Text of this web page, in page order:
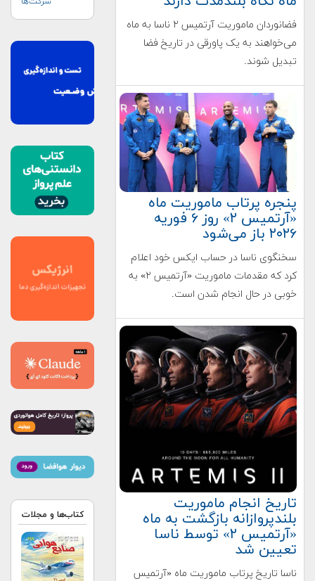
فضانوردان ماموریت آرتمیس ۲ ناسا به ماه
می‌خواهند به یک پاورقی در تاریخ فضا
تبدیل شوند.
پنجره پرتاب ماموریت ماه
«آرتمیس ۲» روز ۶ فوریه
۲۰۲۶ باز می‌شود
سخنگوی ناسا در حساب ایکس خود اعلام
کرد که مقدمات ماموریت «آرتمیس ۲» به
خوبی در حال انجام شدن است.
تاریخ انجام ماموریت
بلندپروازانه بازگشت به ماه
«آرتمیس ۲» توسط ناسا
تعیین شد
ناسا تاریخ پرتاب ماموریت ماه «آرتمیس
کتاب‌ها و مجلات